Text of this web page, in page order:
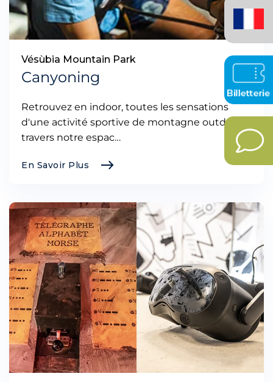
Vésùbia Mountain Park
Canyoning
Retrouvez en indoor, toutes les sensations
d'une activité sportive de montagne outdoor, à
travers notre espac…
En Savoir Plus